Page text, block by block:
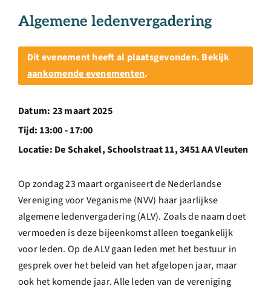
Ondernemer
Contact
Doneren
English
Algemene ledenvergadering
Dit evenement heeft al plaatsgevonden. Bekijk
aankomende evenementen.
Datum: 23 maart 2025
Tijd: 13:00 - 17:00
Locatie: De Schakel, Schoolstraat 11, 3451 AA Vleuten
Op zondag 23 maart organiseert de Nederlandse
Vereniging voor Veganisme (NVV) haar jaarlijkse
algemene ledenvergadering (ALV). Zoals de naam doet
vermoeden is deze bijeenkomst alleen toegankelijk
voor leden. Op de ALV gaan leden met het bestuur in
gesprek over het beleid van het afgelopen jaar, maar
ook het komende jaar. Alle leden van de vereniging